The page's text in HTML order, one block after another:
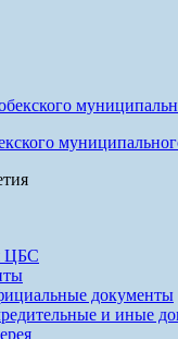
ЦБС
документы
и иные